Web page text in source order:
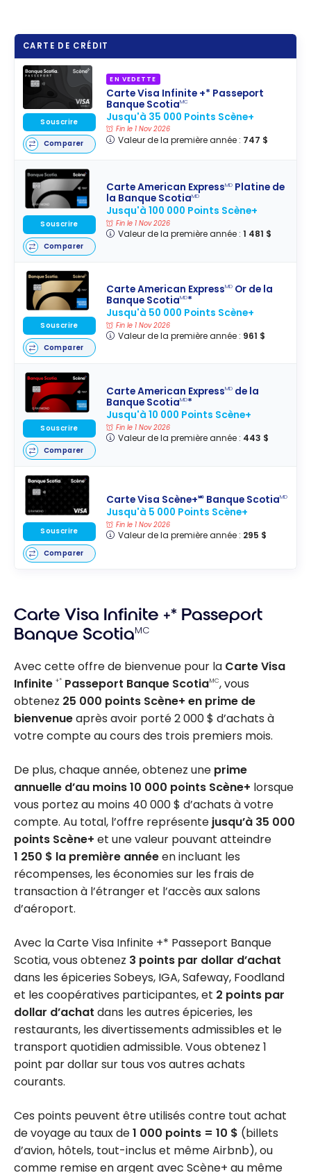
CARTE DE CRÉDIT
EN VEDETTE
Carte Visa Infinite +* Passeport
Banque ScotiaMC
Jusqu'à 35 000 Points Scène+
Fin le 1 Nov 2026
Valeur de la première année : 747 $
Souscrire
Comparer
Carte American ExpressMD Platine de
la Banque ScotiaMD
Jusqu'à 100 000 Points Scène+
Fin le 1 Nov 2026
Valeur de la première année : 1 481 $
Souscrire
Comparer
Carte American ExpressMD Or de la
Banque ScotiaMD*
Jusqu'à 50 000 Points Scène+
Fin le 1 Nov 2026
Valeur de la première année : 961 $
Souscrire
Comparer
Carte American ExpressMD de la
Banque ScotiaMD*
Jusqu'à 10 000 Points Scène+
Fin le 1 Nov 2026
Valeur de la première année : 443 $
Souscrire
Comparer
Carte Visa Scène+🅪 Banque ScotiaMD
Jusqu'à 5 000 Points Scène+
Fin le 1 Nov 2026
Valeur de la première année : 295 $
Souscrire
Comparer
Carte Visa Infinite +* Passeport
Banque ScotiaMC
Avec cette offre de bienvenue pour la Carte Visa
Infinite +* Passeport Banque ScotiaMC, vous
obtenez 25 000 points Scène+ en prime de
bienvenueaprès avoir porté 2 000 $ d’achats à
votre compte au cours des trois premiers mois.
De plus, chaque année, obtenez une prime
annuelle d’au moins 10 000 points Scène+ lorsque
vous portez au moins 40 000 $ d’achats à votre
compte. Au total, l’offre représente jusqu’à 35 000
points Scène+ et une valeur pouvant atteindre
1 250 $ la première annéeen incluant les
récompenses, les économies sur les frais de
transaction à l’étranger et l’accès aux salons
d’aéroport.
Avec la Carte Visa Infinite +* Passeport Banque
Scotia, vous obtenez 3 points par dollar d’achat
dans les épiceries Sobeys, IGA, Safeway, Foodland
et les coopératives participantes, et 2 points par
dollar d’achat dans les autres épiceries, les
restaurants, les divertissements admissibles et le
transport quotidien admissible. Vous obtenez 1
point par dollar sur tous vos autres achats
courants.
Ces points peuvent être utilisés contre tout achat
de voyage au taux de1 000 points = 10 $ (billets
d’avion, hôtels, tout-inclus et même Airbnb), ou
comme remise en argent avec Scène+ au même